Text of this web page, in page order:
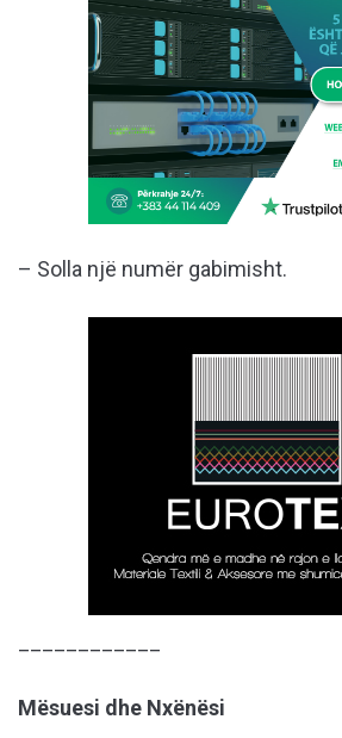
– Solla një numër gabimisht.
Mësuesi dhe Nxënësi